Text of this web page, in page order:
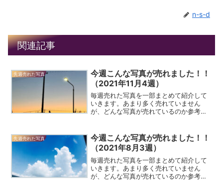
n-s-d
関連記事
先週売れた写真
今週こんな写真が売れました！！
（2021年11月4週）
毎週売れた写真を一部まとめて紹介して
いきます。あまり多く売れていません
が、どんな写真が売れているのか参考に
ました！！（2021年11月2週）今週売れ
た写真岐阜県の美濃市...
先週売れた写真
今週こんな写真が売れました！！
（2021年8月3週）
毎週売れた写真を一部まとめて紹介して
いきます。あまり多く売れていません
が、どんな写真が売れているのか参考に